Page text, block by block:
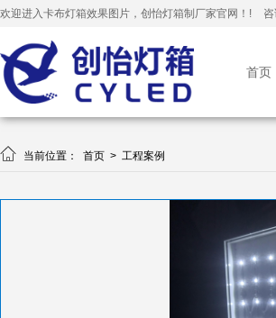
欢迎进入卡布灯箱效果图片，创怡灯箱制厂家官网！!
首页
 当前位置： 首页 > 工程案例